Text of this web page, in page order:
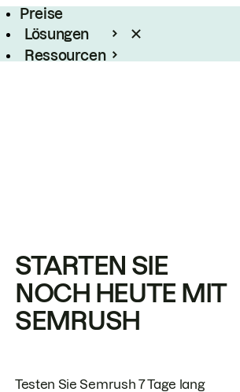
Preise
Lösungen
Ressourcen
STARTEN SIE
NOCH HEUTE MIT
SEMRUSH
Testen Sie Semrush 7 Tage lang